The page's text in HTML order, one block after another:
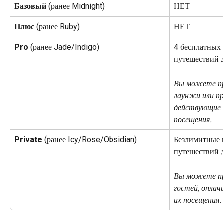
Базовый (ранее Midnight) НЕТ
Плюс (ранее Ruby) НЕТ
Pro (ранее Jade/Indigo)
4
путешествий
Вы можете
лаунжи или
действующие
посещения.
Private (ранее Icy/Rose/Obsidian)
Безлимитные
путешествий
Вы можете
гостей,
их посещения.